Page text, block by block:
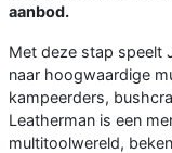
aanbod.
Met deze stap speelt
naar hoogwaardige
kampeerders,
Leatherman is een
multitoolwereld,